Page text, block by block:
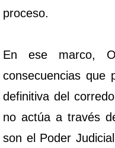
proceso.
En ese marco,
consecuencias que
definitiva del
no actúa a través
son el Poder